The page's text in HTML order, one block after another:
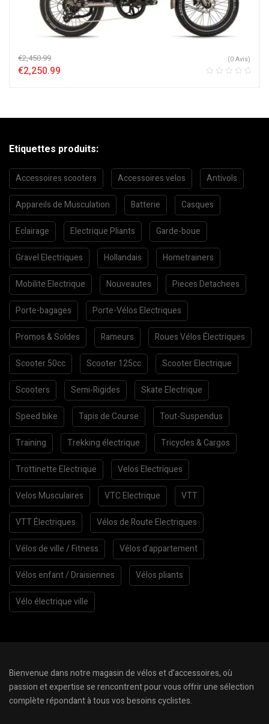
€2,450.99
€2,250.99
(0 Avis)
Etiquettes produits:
Accessoires scooters Accessoires velos Antivols
Appareils de Musculation Batterie Casques
Eclairage Electrique Pliants Garde-boue
Gravel Electriques Hollandais Hometrainers
Mobilite Electrique Nouveautes Pieces Detachees
Porte-bagages Porte-Vélos Electriques
Promos & Soldes Rameurs Roues Vélos Électriques
Scooter 50cc Scooter 125cc Scooter Electrique
Scooters Semi-Rigides Skate Electrique
Speed bike Tapis de Course Tout-Suspendus
Training Trekking électrique Tricycles & Cargos
Trottinette Electrique Velos Electriques
Velos Musculaires VTC Electrique VTT
VTT Électriques Vélos de Route Electriques
Vélos de ville / Fitness Vélos d’appartement
Vélos enfant / Draisiennes Vélos pliants
Vélo électrique ville
Bienvenue dans notre magasin de vélos et d’accessoires, où
passion et expertise se rencontrent pour vous offrir une sélection
complète répondant à tous vos besoins cyclistes.